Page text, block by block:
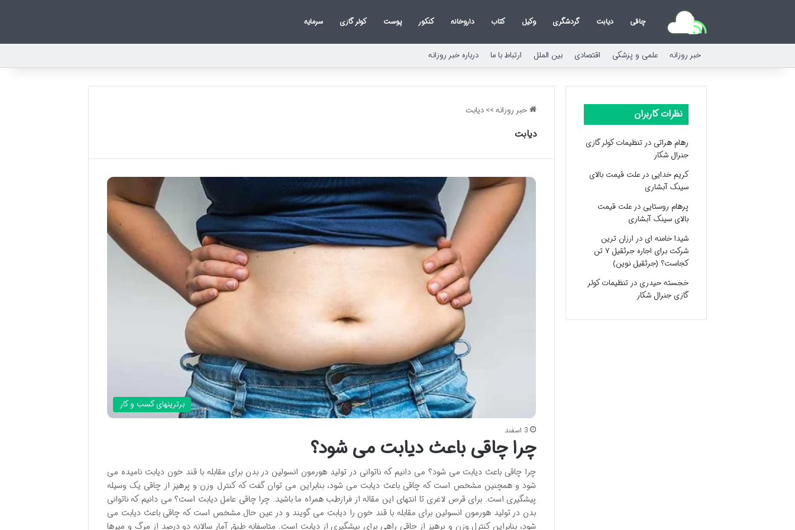
چاقی دیابت گردشگری وکیل کتاب داروخانه کنکور پوست کولر گازی سرمایه
خبر روزانه علمی و پزشکی اقتصادی بین الملل ارتباط با ما درباره خبر روزانه
خبر روزانه>> دیابت
دیابت
برترینهای کسب و کار
3 اسفند
چرا چاقی باعث دیابت می شود؟
چرا چاقی باعث دیابت می شود؟ می دانیم که ناتوانی در تولید هورمون انسولین در بدن برای مقابله با قند خون دیابت نامیده می
شود و همچنین مشخص است که چاقی باعث دیابت می شود، بنابراین می توان گفت که کنترل وزن و پرهیز از چاقی یک وسیله
پیشگیری است. برای قرص لاغری تا انتهای این مقاله از فرازطب همراه ما باشید. چرا چاقی عامل دیابت است؟ می دانیم که ناتوانی
بدن در تولید هورمون انسولین برای مقابله با قند خون را دیابت می گویند و در عین حال مشخص است که چاقی باعث دیابت می
شود، بنابراین کنترل وزن و پرهیز از چاقی راهی برای پیشگیری از دیابت است. متاسفانه طبق آمار سالانه دو درصد از مرگ و میرها
نظرات کاربران
رهام هراتیدرتنظیمات کولر گازی
جنرال شکار
کریم خداییدرعلت قیمت بالای
سینک آبشاری
پرهام روستاییدرعلت قیمت
بالای سینک آبشاری
شیدا خامنه ایدر ارزان ترین
شرکت برای اجاره جرثقیل ۷ تن
کجاست؟ (جرثقیل نوین)
خجسته حیدریدرتنظیمات کولر
گازی جنرال شکار